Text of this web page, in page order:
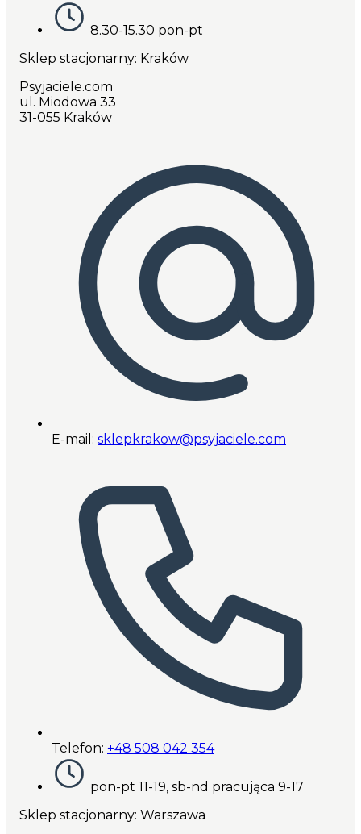
8.30-15.30 pon-pt
Sklep stacjonarny: Kraków
Psyjaciele.com
ul. Miodowa 33
31-055 Kraków
E-mail: sklepkrakow@psyjaciele.com
Telefon: +48 508 042 354
pon-pt 11-19, sb-nd pracująca 9-17
Sklep stacjonarny: Warszawa